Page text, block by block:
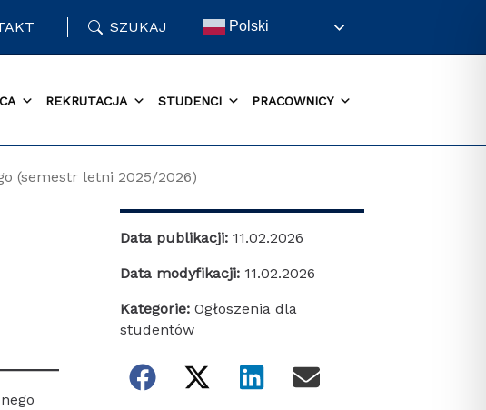
SZUKAJ Polski
REKRUTACJA STUDENCI PRACOWNICY
(semestr letni 2025/2026)
Data publikacji: 11.02.2026
Data modyfikacji: 11.02.2026
Kategorie: Ogłoszenia dla
studentów